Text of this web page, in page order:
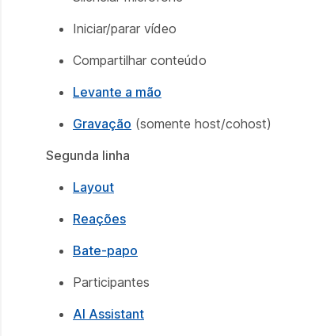
Iniciar/parar vídeo
Compartilhar conteúdo
Levante a mão
Gravação (somente host/cohost)
Segunda linha
Layout
Reações
Bate-papo
Participantes
AI Assistant